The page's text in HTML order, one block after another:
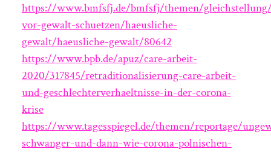
https://www.bmfsfj.de/bmfsfj/themen/
vor-gewalt-schuetzen/haeusliche-
gewalt/haeusliche-gewalt/80642
https://www.bpb.de/apuz/care-arbeit-
2020/317845/retraditionalisierung-care-arbeit-
und-geschlechterverhaeltnisse-in-der-corona-
krise
https://www.tagesspiegel.de/themen/reportage/
schwanger-und-dann-wie-corona-polnischen-